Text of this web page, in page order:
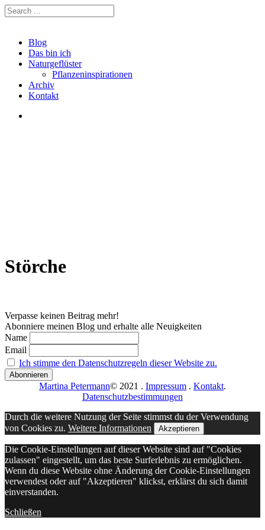
Blog
Das bin ich
Naturgeflüster
Pflanzeninspirationen
Archiv
Kontakt
Störche
Verpasse keinen Beitrag mehr!
Abonniere meinen Blog und erhalte alle Neuigkeiten
Name
Email
Ich stimme den Datenschutzregeln dieser Website zu.
Martina Petermann© 2021 . Impressum . Kontakt.
Datenschutzbestimmungen
Durch die weitere Nutzung der Seite stimmst du der Verwendung
von Cookies zu. Weitere Informationen Akzeptieren
Die Cookie-Einstellungen auf dieser Website sind auf "Cookies
zulassen" eingestellt, um das beste Surferlebnis zu ermöglichen.
Wenn du diese Website ohne Änderung der Cookie-Einstellungen
verwendest oder auf "Akzeptieren" klickst, erklärst du sich damit
einverstanden.
Schließen